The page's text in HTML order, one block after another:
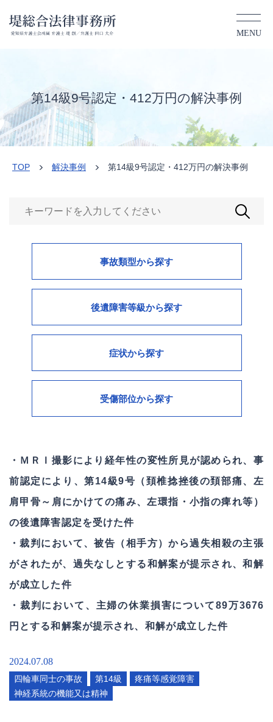
第14級9号認定・412万円の解決事
解決事例
弁護士費用
弁護士紹介
アクセス
052-222-6110
受付 9:00〜19:00（土曜のみ17時まで・日曜休）
第14級9号認定・412万円の解決事例
TOP 解決事例 第14級9号認定・412万円の解決事例
事故類型から探す
その他
歩行者と四輪車・単車との事故
自転車と四輪車・単車との事故
後遺障害等級から探す
なし（死亡）
第7級
第9級
第10級
第11級
第12級
症状から探す
フラッシュバック
変形障害
機能障害
疼痛等感覚障害
耳鳴り
醜状
頭痛
高次脳機能障害
受傷部位から探す
上肢（上肢及び手指）
下肢（下肢及び足指）
神経系統の機能又は精神
頭部・顔面部・頸部（上肢及び下肢の醜状を
鼻
・ＭＲＩ撮影により経年性の変性所見が認められ、事
前認定により、第14級9号（頚椎捻挫後の頚部痛、左
肩甲骨～肩にかけての痛み、左環󠄀指・小指の痺れ等）
の後遺障害認定を受けた件
・裁判において、被告（相手方）から過失相殺の主張
がされたが、過失なしとする和解案が提示され、和解
が成立した件
・裁判において、主婦の休業損害について89万3676
円とする和解案が提示され、和解が成立した件
2024.07.08
四輪車同士の事故 第14級
疼痛等感覚障害
神経系統の機能又は精神